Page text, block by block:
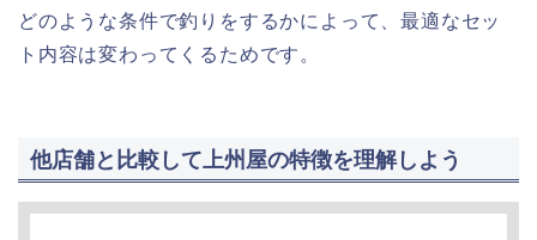
どのような条件で釣りをするかによって、最適なセッ
ト内容は変わってくるためです。
他店舗と比較して上州屋の特徴を理解しよう